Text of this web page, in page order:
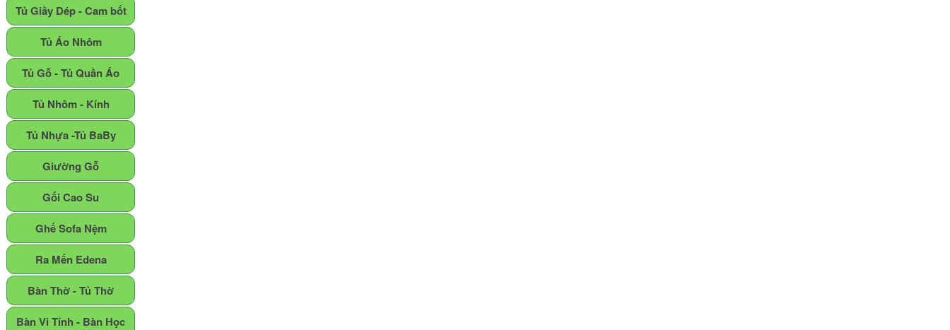
Tủ Giầy Dép - Cam bốt
Tủ Áo Nhôm
Tủ Gỗ - Tủ Quần Áo
Tủ Nhôm - Kính
Tủ Nhựa -Tủ BaBy
Giường Gỗ
Gối Cao Su
Ghế Sofa Nệm
Ra Mến Edena
Bàn Thờ - Tủ Thờ
Bàn Vi Tính - Bàn Học